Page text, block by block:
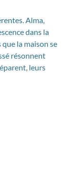
Alma,
dans la
que la maison se
résonnent
leurs